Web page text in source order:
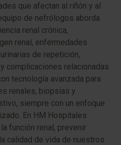
que afectan al riñón y al
de nefrólogos aborda
renal crónica,
renal, enfermedades
de repetición,
complicaciones relacionadas
tecnología avanzada para
renales, biopsias y
siempre con un enfoque
En HM Hospitales
función renal, prevenir
calidad de vida de nuestros